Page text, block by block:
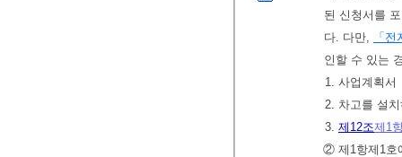
된 신청서를
다. 다만,
「
인할 수 있는
1. 사업계획서
2. 차고를 설
3. 제12조제1
② 제1항제1호